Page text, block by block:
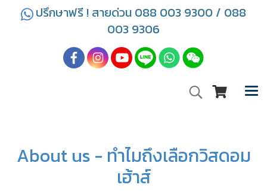
ปรึกษาฟรี ! สายด่วน 088 003 9300 / 088
003 9306
About us - ทำไมถึงเลือกวิสดอม
เฮ้าส์